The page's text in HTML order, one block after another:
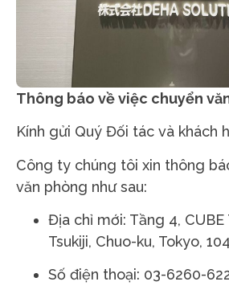
Thông báo về việc chuyển
Kính gửi Quý Đối tác và khách
Công ty chúng tôi xin thông
văn phòng như sau:
Địa chỉ mới: Tầng 4, CUBE
Tsukiji, Chuo-ku, Tokyo,
Số điện thoại: 03-6260-